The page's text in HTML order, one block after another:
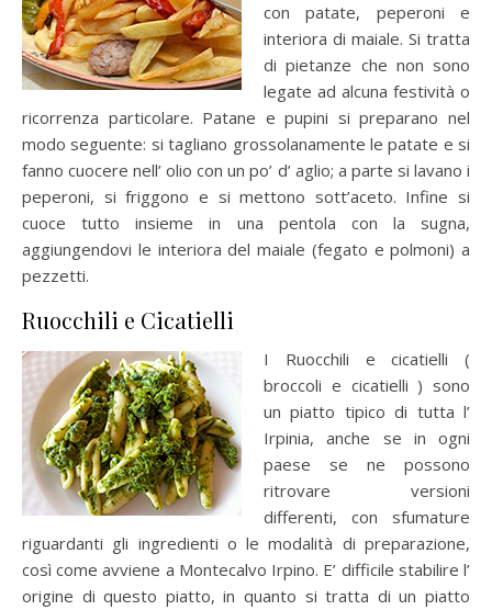
con patate, peperoni e
interiora di maiale. Si tratta
di pietanze che non sono
legate ad alcuna festività o
ricorrenza particolare. Patane e pupini si preparano nel
modo seguente: si tagliano grossolanamente le patate e si
fanno cuocere nell’ olio con un po’ d’ aglio; a parte si lavano i
peperoni, si friggono e si mettono sott’aceto. Infine si
cuoce tutto insieme in una pentola con la sugna,
aggiungendovi le interiora del maiale (fegato e polmoni) a
pezzetti.
Ruocchili e Cicatielli
I Ruocchili e cicatielli (
broccoli e cicatielli ) sono
un piatto tipico di tutta l’
Irpinia, anche se in ogni
paese se ne possono
ritrovare versioni
differenti, con sfumature
riguardanti gli ingredienti o le modalità di preparazione,
così come avviene a Montecalvo Irpino. E’ difficile stabilire l’
origine di questo piatto, in quanto si tratta di un piatto